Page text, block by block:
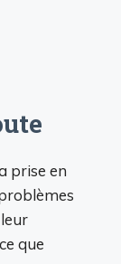
prise en
que